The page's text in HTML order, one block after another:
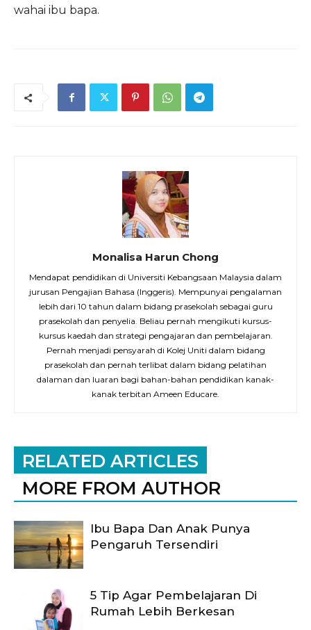
wahai ibu bapa.
Monalisa Harun Chong
Mendapat pendidikan di Universiti Kebangsaan Malaysia dalam
jurusan Pengajian Bahasa (Inggeris). Mempunyai pengalaman
lebih dari 10 tahun dalam bidang prasekolah sebagai guru
prasekolah dan penyelia. Beliau pernah mengikuti kursus-
kursus kaedah dan strategi pengajaran dan pembelajaran.
Pernah menjadi pensyarah di Kolej Uniti dalam bidang
prasekolah dan pernah terlibat dalam bidang pelatihan
dalaman dan luaran bagi bahan-bahan pendidikan kanak-
kanak terbitan Ameen Educare.
RELATED ARTICLES
MORE FROM AUTHOR
Ibu Bapa Dan Anak Punya
Pengaruh Tersendiri
5 Tip Agar Pembelajaran Di
Rumah Lebih Berkesan